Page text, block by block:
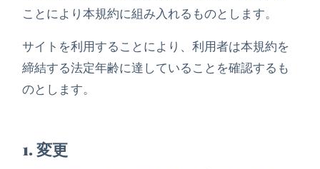
ことにより本規約に組み入れるものとします。
サイトを利用することにより、利用者は本規約を
締結する法定年齢に達していることを確認するも
のとします。
1. 変更